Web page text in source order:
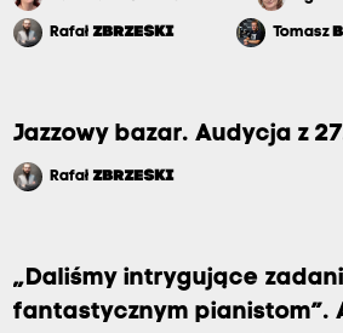
RafałZBRZESKI Tomasz
Jazzowy bazar. Audycja z
RafałZBRZESKI
„Daliśmy intrygujące
fantastycznym pianistom”.